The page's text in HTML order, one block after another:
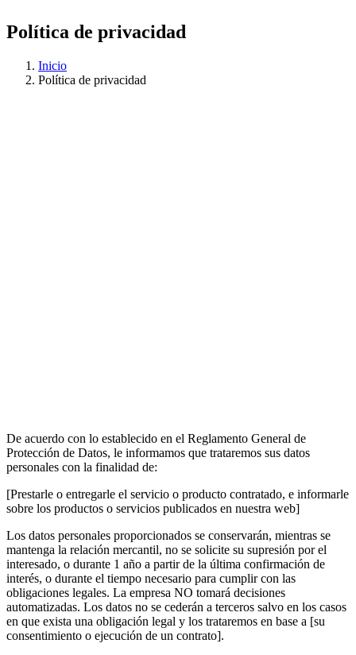
Política de privacidad
Inicio
Política de privacidad
De acuerdo con lo establecido en el Reglamento General de
Protección de Datos, le informamos que trataremos sus datos
personales con la finalidad de:
[Prestarle o entregarle el servicio o producto contratado, e informarle
sobre los productos o servicios publicados en nuestra web]
Los datos personales proporcionados se conservarán, mientras se
mantenga la relación mercantil, no se solicite su supresión por el
interesado, o durante 1 año a partir de la última confirmación de
interés, o durante el tiempo necesario para cumplir con las
obligaciones legales. La empresa NO tomará decisiones
automatizadas. Los datos no se cederán a terceros salvo en los casos
en que exista una obligación legal y los trataremos en base a [su
consentimiento o ejecución de un contrato].